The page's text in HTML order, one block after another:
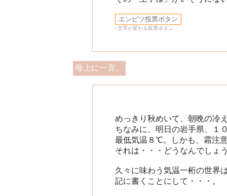
↑文字が変わる投票ボタン
母上に一言。
めっきり秋めいて、朝晩の冷
ちなみに、明日の岩手県、１
最低気温８℃。しかも、霜注
それは・・・どうなんでしょ
久々に味わう気温一桁の世界
記に書くことにして・・・。